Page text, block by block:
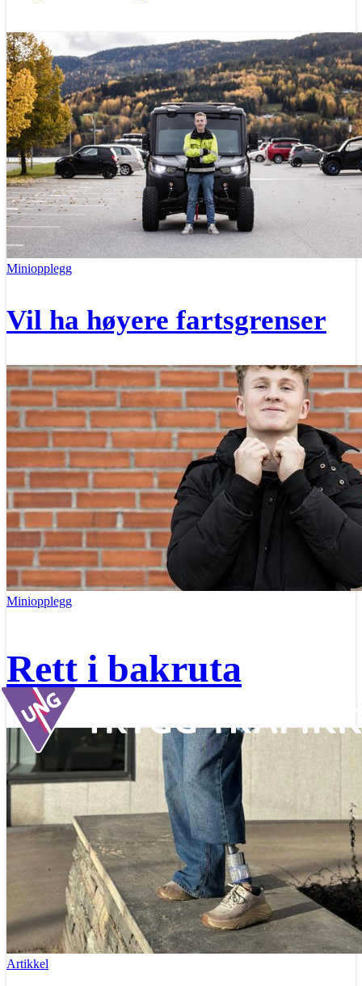
Miniopplegg
Vil ha høyere fartsgrenser
Miniopplegg
Rett i bakruta
Artikkel